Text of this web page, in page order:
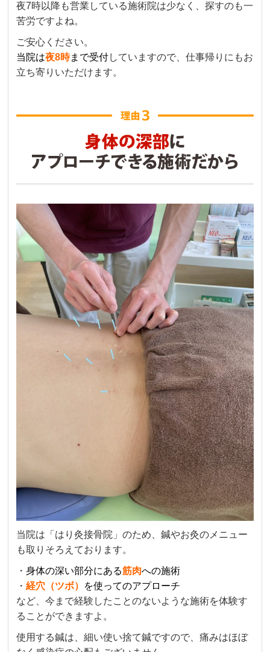
夜7時以降も営業している施術院は少なく、探すのも一
苦労ですよね。
ご安心ください。
当院は夜8時まで受付していますので、仕事帰りにもお
立ち寄りいただけます。
当院は「はり灸接骨院」のため、鍼やお灸のメニュー
も取りそろえております。
・身体の深い部分にある筋肉への施術
・経穴（ツボ）
を使ってのアプローチ
など、今まで経験したことのないような施術を体験す
ることができますよ。
使用する鍼は、細い使い捨て鍼ですので、痛みはほぼ